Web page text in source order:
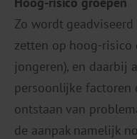
Zo wordt
zetten op hoog-risico
jongeren), en daarbij
persoonlijke factoren
ontstaan van
de aanpak namelijk